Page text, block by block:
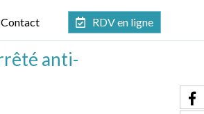
Contact RDV en ligne
anti-